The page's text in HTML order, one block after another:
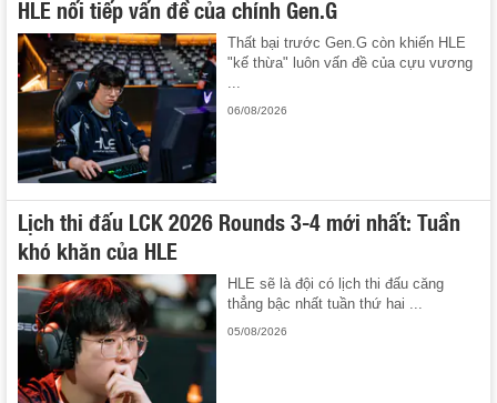
HLE nối tiếp vấn đề của chính Gen.G
Thất bại trước Gen.G còn khiến HLE
"kế thừa" luôn vấn đề của cựu vương
...
06/08/2026
Lịch thi đấu LCK 2026 Rounds 3-4 mới nhất: Tuần
khó khăn của HLE
HLE sẽ là đội có lịch thi đấu căng
thẳng bậc nhất tuần thứ hai ...
05/08/2026